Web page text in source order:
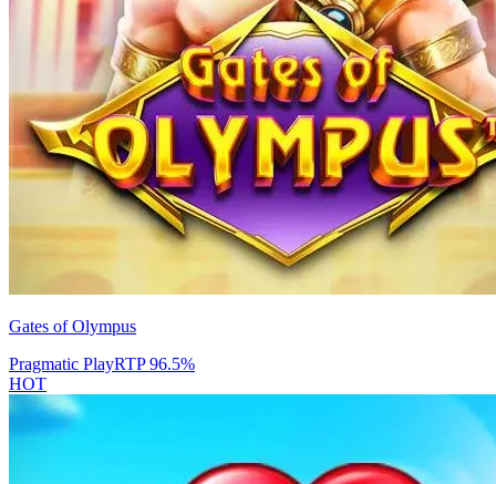
Gates of Olympus
Pragmatic PlayRTP96.5%
HOT